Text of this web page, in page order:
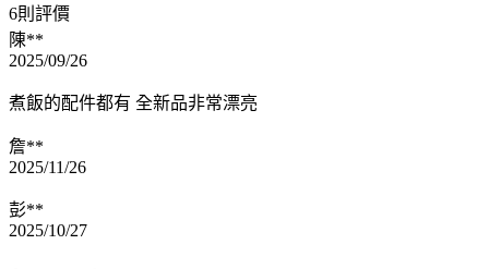
6則評價
陳**
2025/09/26
煮飯的配件都有 全新品非常漂亮
詹**
2025/11/26
彭**
2025/10/27